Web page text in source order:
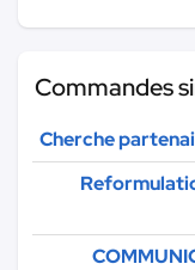
Commandes
Cherche